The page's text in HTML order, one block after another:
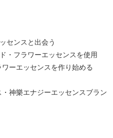
センスと出会う
・フラワーエッセンスを使用
ーエッセンスを作り始める
神樂エナジーエッセンスブラン